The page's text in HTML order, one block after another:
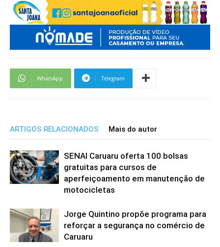
WhatsApp Telegram
ARTIGOS RELACIONADOS Mais do autor
SENAI Caruaru oferta 100 bolsas
gratuitas para cursos de
aperfeiçoamento em manutenção de
motocicletas
Jorge Quintino propõe programa para
reforçar a segurança no comércio de
Caruaru